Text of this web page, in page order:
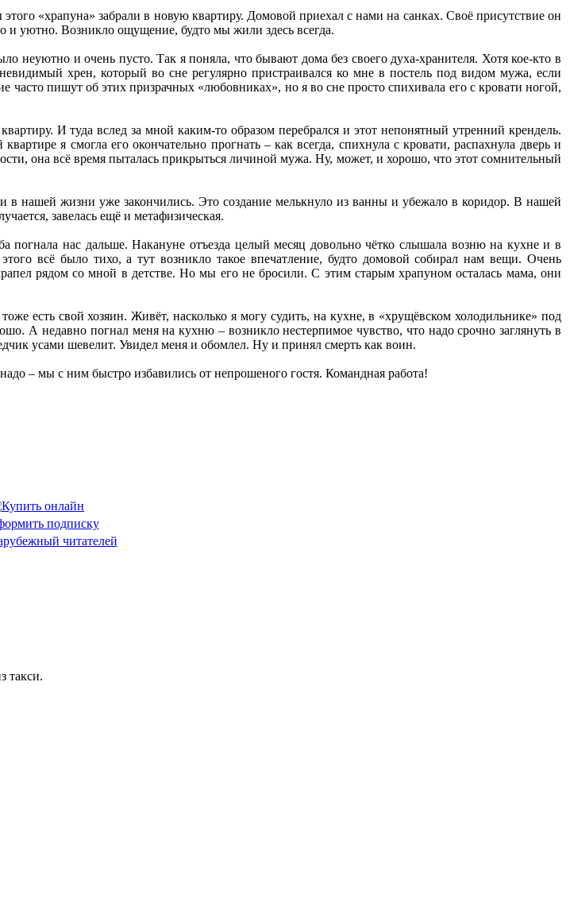
«храпуна» забрали в новую квартиру. Домовой приехал с нами на санках. Своё присутствие он
и уютно. Возникло ощущение, будто мы жили здесь всегда.
неуютно и очень пусто. Так я поняла, что бывают дома без своего духа-хранителя. Хотя кое-кто в
хрен, который во сне регулярно пристраивался ко мне в постель под видом мужа, если
часто пишут об этих призрачных «любовниках», но я во сне просто спихивала его с кровати ногой,
И туда вслед за мной каким-то образом перебрался и этот непонятный утренний крендель.
я смогла его окончательно прогнать – как всегда, спихнула с кровати, распахнула дверь и
она всё время пыталась прикрыться личиной мужа. Ну, может, и хорошо, что этот сомнительный
в нашей жизни уже закончились. Это создание мелькнуло из ванны и убежало в коридор. В нашей
завелась ещё и метафизическая.
погнала нас дальше. Накануне отъезда целый месяц довольно чётко слышала возню на кухне и в
всё было тихо, а тут возникло такое впечатление, будто домовой собирал нам вещи. Очень
рядом со мной в детстве. Но мы его не бросили. С этим старым храпуном осталась мама, они
есть свой хозяин. Живёт, насколько я могу судить, на кухне, в «хрущёвском холодильнике» под
А недавно погнал меня на кухню – возникло нестерпимое чувство, что надо срочно заглянуть в
усами шевелит. Увидел меня и обомлел. Ну и принял смерть как воин.
– мы с ним быстро избавились от непрошеного гостя. Командная работа!
такси.